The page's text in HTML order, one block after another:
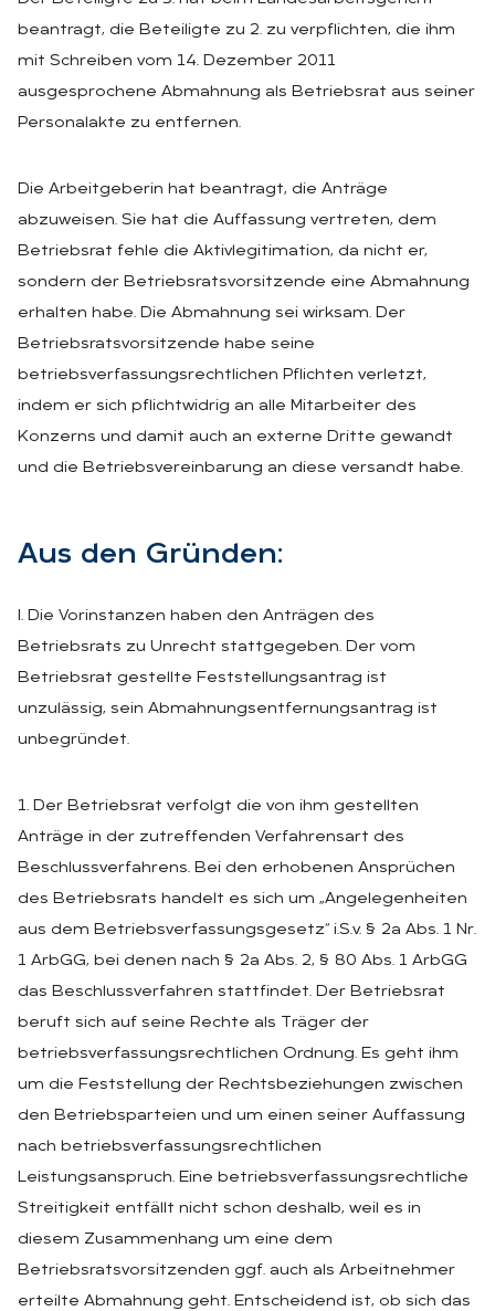
beantragt, die Beteiligte zu 2. zu verpflichten, die ihm
mit Schreiben vom 14. Dezember 2011
ausgesprochene Abmahnung als Betriebsrat aus seiner
Personalakte zu entfernen.
Die Arbeitgeberin hat beantragt, die Anträge
abzuweisen. Sie hat die Auffassung vertreten, dem
Betriebsrat fehle die Aktivlegitimation, da nicht er,
sondern der Betriebsratsvorsitzende eine Abmahnung
erhalten habe. Die Abmahnung sei wirksam. Der
Betriebsratsvorsitzende habe seine
betriebsverfassungsrechtlichen Pflichten verletzt,
indem er sich pflichtwidrig an alle Mitarbeiter des
Konzerns und damit auch an externe Dritte gewandt
und die Betriebsvereinbarung an diese versandt habe.
Aus den Grün­den:
I. Die Vorinstanzen haben den Anträgen des
Betriebsrats zu Unrecht stattgegeben. Der vom
Betriebsrat gestellte Feststellungsantrag ist
unzulässig, sein Abmahnungsentfernungsantrag ist
unbegründet.
1. Der Betriebsrat verfolgt die von ihm gestellten
Anträge in der zutreffenden Verfahrensart des
Beschlussverfahrens. Bei den erhobenen Ansprüchen
des Betriebsrats handelt es sich um „Angelegenheiten
aus dem Betriebsverfassungsgesetz“ i.S.v. § 2a Abs. 1 Nr.
1 ArbGG, bei denen nach § 2a Abs. 2, § 80 Abs. 1 ArbGG
das Beschlussverfahren stattfindet. Der Betriebsrat
beruft sich auf seine Rechte als Träger der
betriebsverfassungsrechtlichen Ordnung. Es geht ihm
um die Feststellung der Rechtsbeziehungen zwischen
den Betriebsparteien und um einen seiner Auffassung
nach betriebsverfassungsrechtlichen
Leistungsanspruch. Eine betriebsverfassungsrechtliche
Streitigkeit entfällt nicht schon deshalb, weil es in
diesem Zusammenhang um eine dem
Betriebsratsvorsitzenden ggf. auch als Arbeitnehmer
erteilte Abmahnung geht. Entscheidend ist, ob sich das